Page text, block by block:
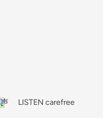
声 LISTEN carefree